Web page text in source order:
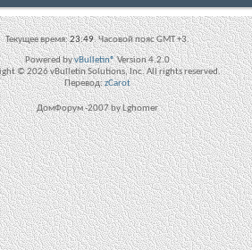
Текущее время:23:49. Часовой пояс GMT +3.
Powered byvBulletin®Version 4.2.0
© 2026 vBulletin Solutions, Inc. All rights reserved.
Перевод:zCarot
ДомФорум -2007 by Lghomer